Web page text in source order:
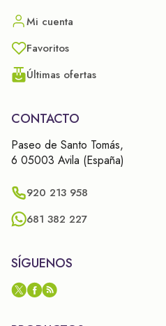
Mi cuenta
Favoritos
Últimas ofertas
CONTACTO
Paseo de Santo Tomás,
6 05003 Avila (España)
920 213 958
681 382 227
SÍGUENOS